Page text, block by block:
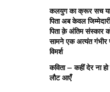
कलयुग का क्रूर सच या
पिता अब केवल
पिता क़े अंतिम संस्कार
सामने एक अत्यंत गंभीर
विमर्श
कविता – कहीं देर ना
लौट आएँ